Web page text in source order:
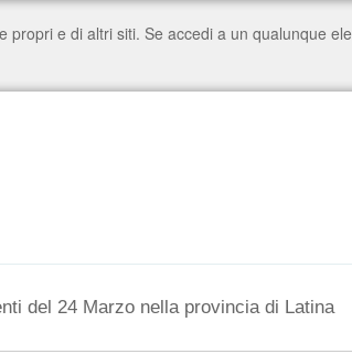
del 24 Marzo nella provincia di Latina